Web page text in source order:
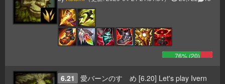
76% (20)
6.21 愛バーンのすゝめ [6.20] Let's play Ivern